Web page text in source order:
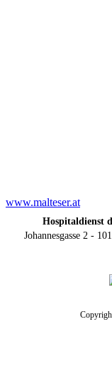
www.malteser.at
Hospitaldienst
Johannesgasse 2 -